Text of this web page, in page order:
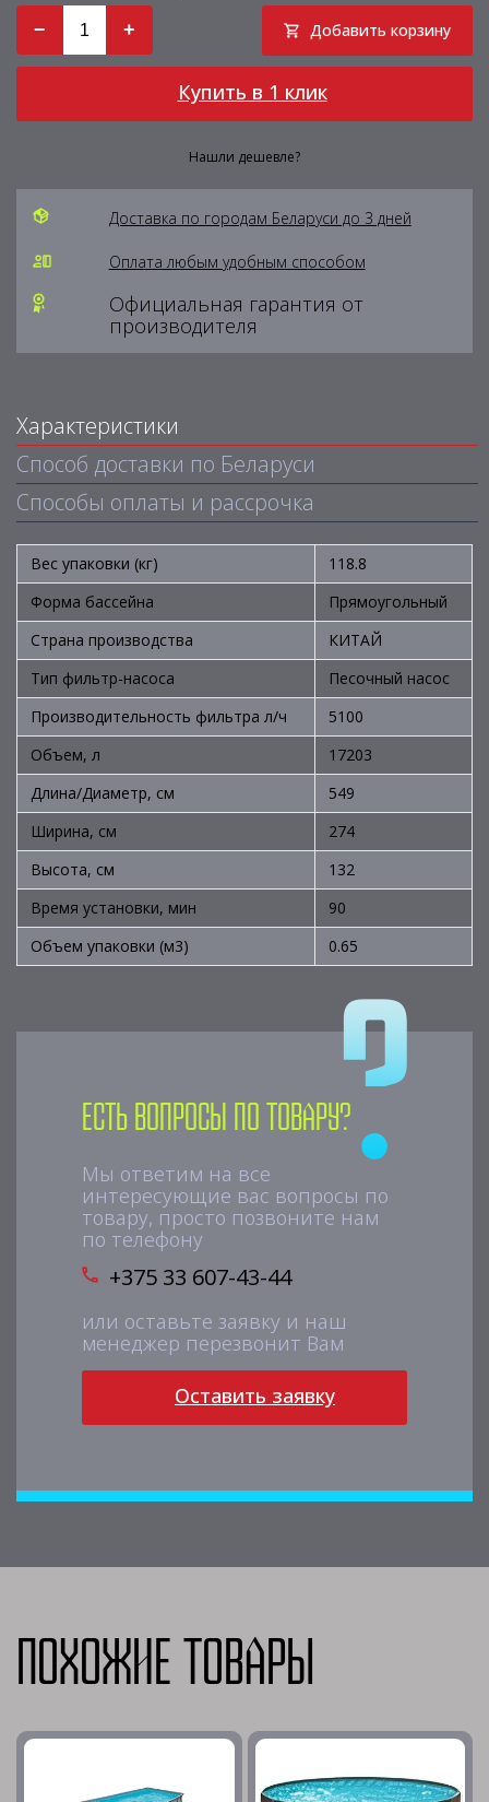
− + Добавить корзину
Купить в 1 клик
Нашли дешевле?
Доставка по городам Беларуси до 3 дней
Оплата любым удобным способом
Официальная гарантия от
производителя
Характеристики
Способ доставки по Беларуси
Способы оплаты и рассрочка
Вес упаковки (кг)
118.8
Форма бассейна
Прямоугольный
Страна производства
КИТАЙ
Тип фильтр-насоса
Песочный насос
Производительность фильтра л/ч
5100
Объем, л
17203
Длина/Диаметр, см
549
Ширина, см
274
Высота, см
132
Время установки, мин
90
Объем упаковки (м3)
0.65
Есть вопросы по товару?
Мы ответим на все
интересующие вас вопросы по
товару, просто позвоните нам
по телефону
+375 33 607-43-44
или оставьте заявку и наш
менеджер перезвонит Вам
Оставить заявку
Похожие товары